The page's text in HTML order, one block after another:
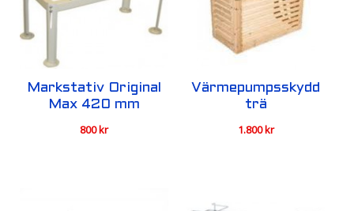
Markstativ Original
Max 420 mm
800kr
Värmepumpsskydd
trä
1.800kr